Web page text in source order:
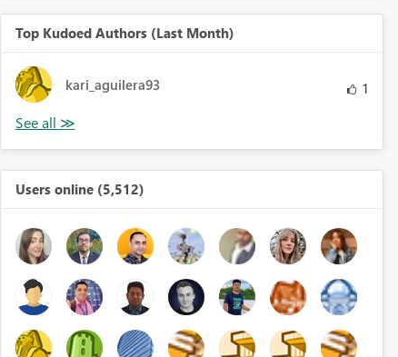
Top Kudoed Authors (Last Month)
kari_aguilera93 1
Users online (5,512)